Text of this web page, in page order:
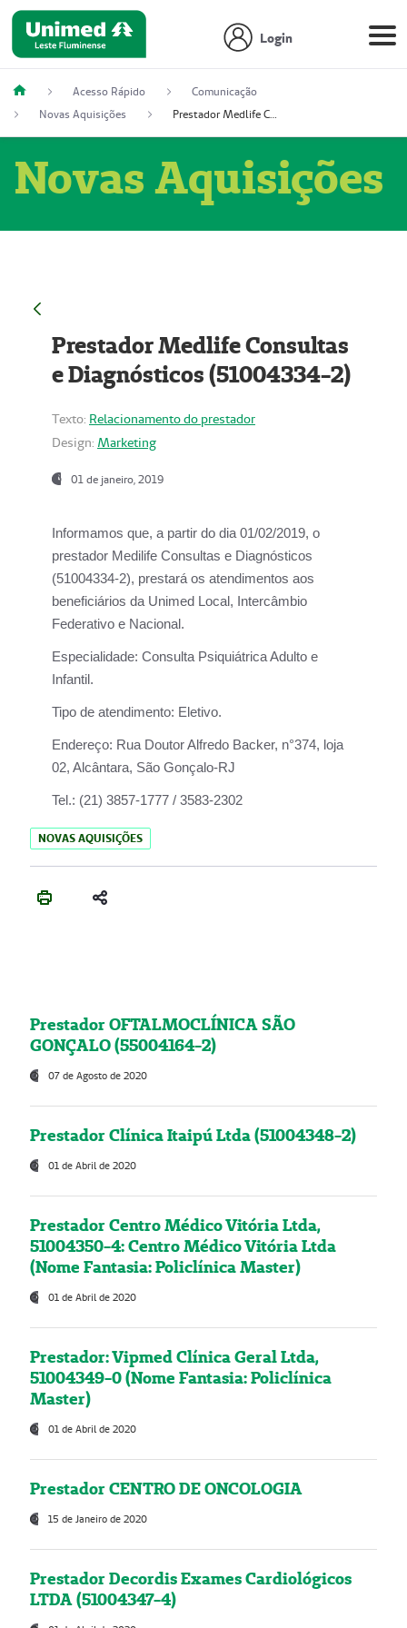
Login
Acesso Rápido
Comunicação
Novas Aquisições
Prestador Medlife Consultas e Diagnósticos (51004334-2)
Novas Aquisições
Prestador Medlife Consultas
e Diagnósticos (51004334-2)
Texto: Relacionamento do prestador
Design: Marketing
01 de janeiro, 2019
Informamos que, a partir do dia 01/02/2019, o
prestador Medilife Consultas e Diagnósticos
(51004334-2), prestará os atendimentos aos
beneficiários da Unimed Local, Intercâmbio
Federativo e Nacional.
Especialidade: Consulta Psiquiátrica Adulto e
Infantil.
Tipo de atendimento: Eletivo.
Endereço: Rua Doutor Alfredo Backer, n°374, loja
02, Alcântara, São Gonçalo-RJ
Tel.: (21) 3857-1777 / 3583-2302
NOVAS AQUISIÇÕES
Prestador OFTALMOCLÍNICA SÃO
GONÇALO (55004164-2)
07 de Agosto de 2020
Prestador Clínica Itaipú Ltda (51004348-2)
01 de Abril de 2020
Prestador Centro Médico Vitória Ltda,
51004350-4: Centro Médico Vitória Ltda
(Nome Fantasia: Policlínica Master)
01 de Abril de 2020
Prestador: Vipmed Clínica Geral Ltda,
51004349-0 (Nome Fantasia: Policlínica
Master)
01 de Abril de 2020
Prestador CENTRO DE ONCOLOGIA
15 de Janeiro de 2020
Prestador Decordis Exames Cardiológicos
LTDA (51004347-4)